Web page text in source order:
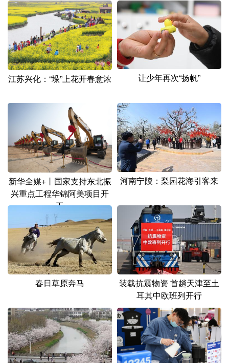
多语种频道
English Español Français عربى
Русский язык 日本語 한국어
江苏兴化：“垛”上花开春意浓 让少年再次“扬帆”
新华全媒+丨国家支持东北振
兴重点工程华锦阿美项目开
工
河南宁陵：梨园花海引客来
春日草原奔马
装载抗震物资 首趟天津至土
耳其中欧班列开行